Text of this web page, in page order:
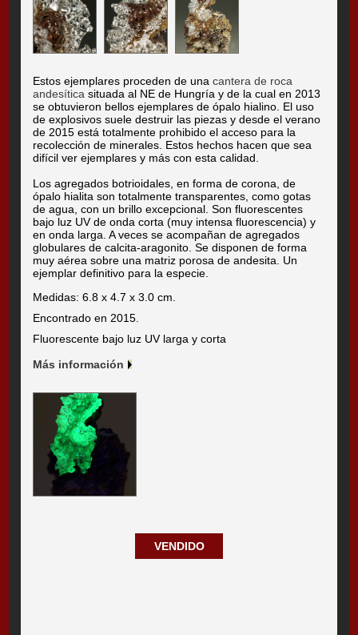
Estos ejemplares proceden de unacantera de roca
andesítica situada al NE de Hungría y de la cual en 2013
se obtuvieron bellos ejemplares de ópalo hialino. El uso
de explosivos suele destruir las piezas y desde el verano
de 2015 está totalmente prohibido el acceso para la
recolección de minerales. Estos hechos hacen que sea
difícil ver ejemplares y más con esta calidad.
Los agregados botrioidales, en forma de corona, de
ópalo hialita son totalmente transparentes, como gotas
de agua, con un brillo excepcional. Son fluorescentes
bajo luz UV de onda corta (muy intensa fluorescencia) y
en onda larga. A veces se acompañan de agregados
globulares de calcita-aragonito. Se disponen de forma
muy aérea sobre una matriz porosa de andesita. Un
ejemplar definitivo para la especie.
Medidas: 6.8 x 4.7 x 3.0 cm.
Encontrado en 2015.
Fluorescente bajo luz UV larga y corta
Más información
VENDIDO